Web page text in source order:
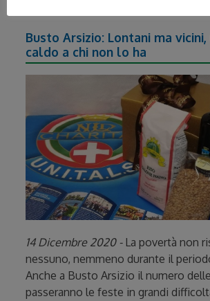
Busto Arsizio: Lontani ma
caldo a chi non lo ha
14 Dicembre 2020 - La povertà non
nessuno, nemmeno durante il
Anche a Busto Arsizio il numero
passeranno le feste in grandi